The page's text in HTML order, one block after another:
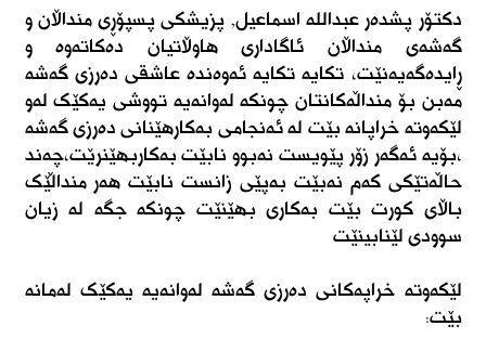
دکتۆر پشدەر عبداللە اسماعيل, پزیشکی پسپۆڕی منداڵان و
گەشەی منداڵان ئاگاداری هاوڵاتیان دەکاتەوە و
ڕایدەگەیەنێت، تکایە تکایە ئەوەندە عاشقی دەرزی گەشە
مەبن بۆ منداڵەکانتان چونکە لەوانەیە تووشی یەکێک لەو
لێکەوتە خراپانە بێت لە ئەنجامی بەکارهێنانی دەرزی گەشە
،بۆیە ئەگەر زۆر پێویست نەبوو نابێت بەکاربهێنرێت،چەند
حاڵەتێکی کەم نەبێت بەپێی زانست نابێت هەر منداڵێک
باڵای کورت بێت بەکاری بهێنێت چونکە جگە لە زیان
سوودی لێنابینێت
لێکەوتە خراپەکانی دەرزی گەشە لەوانەیە یەکێک لەمانە
بێت: